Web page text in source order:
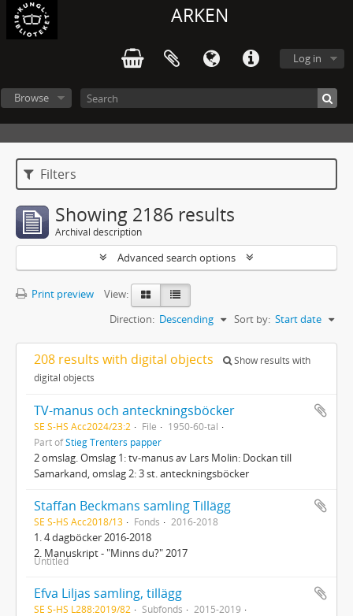
ARKEN
Log in
Browse
Filters
Showing 2186 results
Archival description
Advanced search options
Print preview
View:
Sort by: Start date
Direction: Descending
208 results with digital objects
Show results with
digital objects
TV-manus och anteckningsböcker
SE S-HS Acc2024/23:2 File
1950-60-tal
Part ofStieg Trenters papper
2 omslag. Omslag 1: tv-manus av Lars Molin: Dockan till
Samarkand, omslag 2: 3 st. anteckningsböcker
Staffan Beckmans samling Tillägg
SE S-HS Acc2018/13 Fonds 2016-2018
1. 4 dagböcker 2016-2018
2. Manuskript - "Minns du?" 2017
Untitled
Efva Liljas samling, tillägg
SE S-HS L288:2019/82 Subfonds
2015-2019